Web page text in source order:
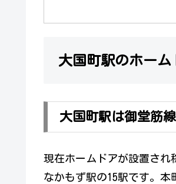
大国町駅のホーム
大国町駅は御堂筋線
現在ホームドアが設置され
なかもず駅の15駅です。本